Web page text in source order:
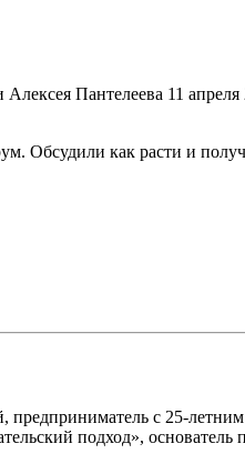
Пантелеева 11
Обсудили как расти и
предприниматель с 25-
подход», основатель